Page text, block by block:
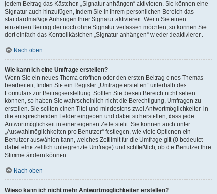
jedem Beitrag das Kästchen „Signatur anhängen“ aktivieren. Sie können eine
Signatur auch hinzufügen, indem Sie in Ihrem persönlichen Bereich das
standardmäßige Anhängen Ihrer Signatur aktivieren. Wenn Sie einen
einzelnen Beitrag dennoch ohne Signatur verfassen möchten, so können Sie
dort einfach das Kontrollkästchen „Signatur anhängen“ wieder deaktivieren.
Nach oben
Wie kann ich eine Umfrage erstellen?
Wenn Sie ein neues Thema eröffnen oder den ersten Beitrag eines Themas
bearbeiten, finden Sie ein Register „Umfrage erstellen“ unterhalb des
Formulars zur Beitragserstellung. Sollten Sie diesen Bereich nicht sehen
können, so haben Sie wahrscheinlich nicht die Berechtigung, Umfragen zu
erstellen. Sie sollten einen Titel und mindestens zwei Antwortmöglichkeiten in
die entsprechenden Felder eingeben und dabei sicherstellen, dass jede
Antwortmöglichkeit in einer eigenen Zeile steht. Sie können auch unter
„Auswahlmöglichkeiten pro Benutzer“ festlegen, wie viele Optionen ein
Benutzer auswählen kann, welches Zeitlimit für die Umfrage gilt (0 bedeutet
dabei eine zeitlich unbegrenzte Umfrage) und schließlich, ob die Benutzer ihre
Stimme ändern können.
Nach oben
Wieso kann ich nicht mehr Antwortmöglichkeiten erstellen?